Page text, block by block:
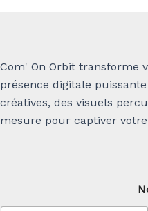
Com' On Orbit transforme
présence digitale
créatives, des visuels
mesure pour captiver